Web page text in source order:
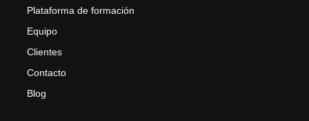
Plataforma de formación
Equipo
Clientes
Contacto
Blog